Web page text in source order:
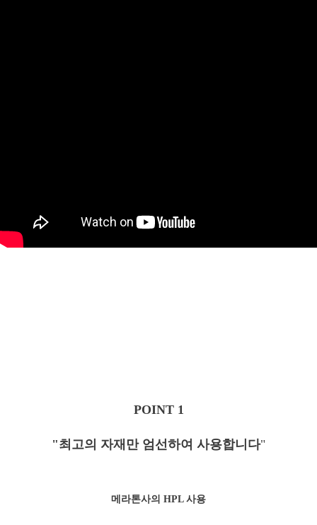
POINT 1
"최고의 자재만 엄선하여 사용합니다"
메라톤사의 HPL 사용